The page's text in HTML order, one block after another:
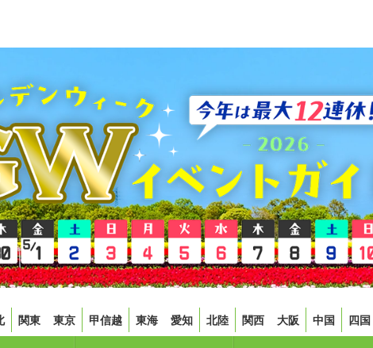
関東 東京 甲信越 東海 愛知 北陸 関西 大阪 中国 四国